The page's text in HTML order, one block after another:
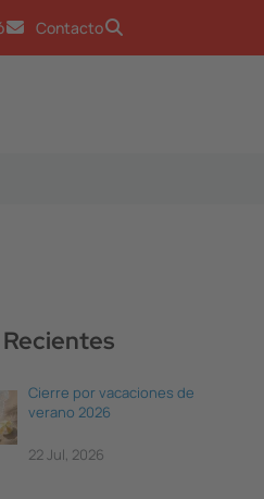
Contacto
Cierre por vacaciones de
verano 2026
22 Jul, 2026